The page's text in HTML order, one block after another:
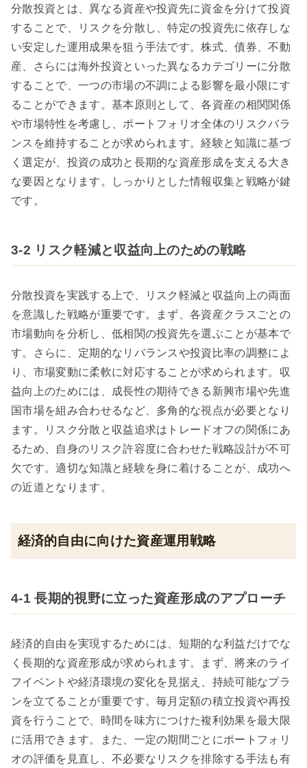
分散投資とは、異なる資産や投資先に資金を分けて投資
することで、リスクを分散し、特定の投資先に依存しな
い安定した運用成果を狙う手法です。株式、債券、不動
産、さらには海外投資といった異なるカテゴリーに分散
することで、一つの市場の不調による影響を最小限にす
ることができます。基本原則として、各資産の相関関係
や市場特性を考慮し、ポートフォリオ全体のリスクバラ
ンスを維持することが求められます。経験と知識に基づ
く選定が、投資の成功と長期的な資産形成を支える大き
な要因となります。しっかりとした情報収集と戦略が鍵
です。
3-2 リスク軽減と収益向上のための戦略
分散投資を実践する上で、リスク軽減と収益向上の両面
を意識した戦略が重要です。まず、各資産クラスごとの
市場動向を分析し、低相関の投資先を選ぶことが基本で
す。さらに、定期的なリバランスや投資比率の調整によ
り、市場変動に柔軟に対応することが求められます。収
益向上のためには、成長性の期待できる新興市場や先進
国市場を組み合わせるなど、多角的な視点が必要となり
ます。リスク分散と収益追求はトレードオフの関係にあ
るため、自身のリスク許容度に合わせた戦略設計が不可
欠です。適切な知識と経験を身に着けることが、成功へ
の近道となります。
経済的自由に向けた資産運用戦略
4-1 長期的視野に立った資産形成のアプローチ
経済的自由を実現するためには、短期的な利益だけでな
く長期的な資産形成が求められます。まず、將来のライ
フイベントや経済環境の変化を見据え、持続可能なプラ
ンを立てることが重要です。毎月定額の積立投資や再投
資を行うことで、時間を味方につけた複利効果を最大限
に活用できます。また、一定の期間ごとにポートフォリ
オの評価を見直し、不必要なリスクを排除する手法も有